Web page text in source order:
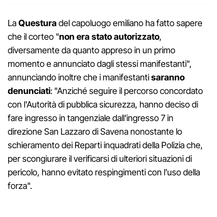
LaQuesturadel capoluogo emiliano ha fatto sapere
che il corteo "non era stato autorizzato,
diversamente da quanto appreso in un primo
momento e annunciato dagli stessi manifestanti",
annunciando inoltre che i manifestantisaranno
denunciati: "Anziché seguire il percorso concordato
con l'Autorità di pubblica sicurezza, hanno deciso di
fare ingresso in tangenziale dall'ingresso 7 in
direzione San Lazzaro di Savena nonostante lo
schieramento dei Reparti inquadrati della Polizia che,
per scongiurare il verificarsi di ulteriori situazioni di
pericolo, hanno evitato respingimenti con l'uso della
forza".